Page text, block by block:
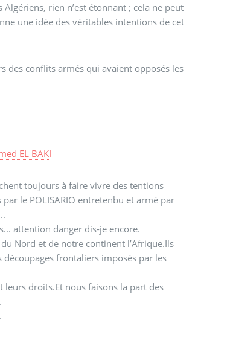
rien n’est étonnant ; cela ne peut
une idée des véritables intentions de cet
des conflits armés qui avaient opposés les
EL BAKI
toujours à faire vivre des tentions
le POLISARIO entretenbu et armé par
attention danger dis-je encore.
Nord et de notre continent l’Afrique.Ils
frontaliers imposés par les
leurs droits.Et nous faisons la part des